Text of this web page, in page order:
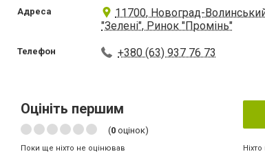
Адреса
11700, Новоград-
"Зелені", Ринок "Промінь"
Телефон +380 (63) 937 76 73
Оцініть першим
(0 оцінок)
Поки ще ніхто не оцінював